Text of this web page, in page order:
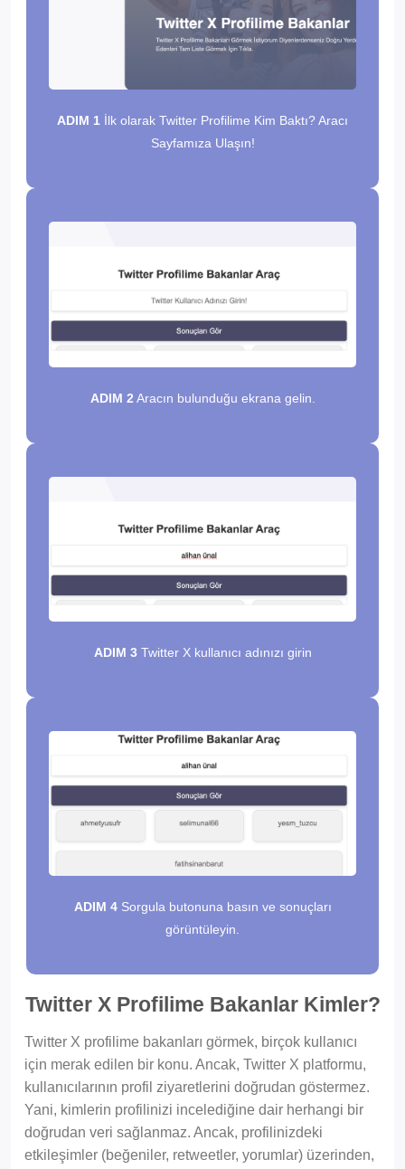
ADIM 1 İlk olarak Twitter Profilime Kim Baktı? Aracı
Sayfamıza Ulaşın!
ADIM 2 Aracın bulunduğu ekrana gelin.
ADIM 3Twitter X kullanıcı adınızı girin
ADIM 4Sorgula butonuna basın ve sonuçları
görüntüleyin.
Twitter X Profilime Bakanlar Kimler?
Twitter X profilime bakanları görmek, birçok kullanıcı
için merak edilen bir konu. Ancak, Twitter X platformu,
kullanıcılarının profil ziyaretlerini doğrudan göstermez.
Yani, kimlerin profilinizi incelediğine dair herhangi bir
doğrudan veri sağlanmaz. Ancak, profilinizdeki
etkileşimler (beğeniler, retweetler, yorumlar) üzerinden,